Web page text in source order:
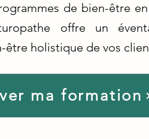
de bien-être
offre un
holistique de vos
ma formation